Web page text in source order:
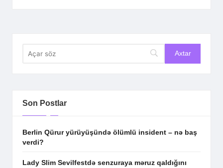
Son Postlar
Berlin Qürur yürüyüşündə ölümlü insident – nə baş
verdi?
Lady Slim Sevilfestdə senzuraya məruz qaldığını